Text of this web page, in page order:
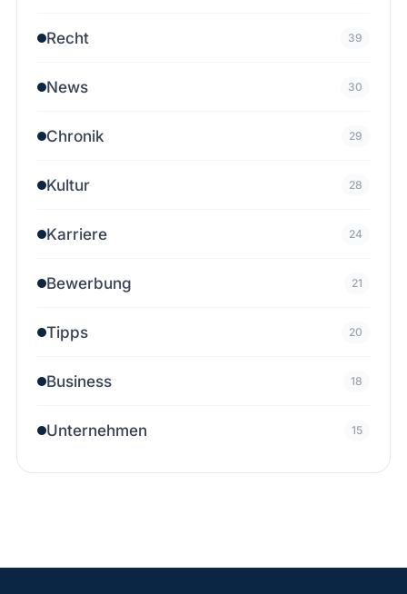
Recht 39
News 30
Chronik 29
Kultur 28
Karriere 24
Bewerbung 21
Tipps 20
Business 18
Unternehmen 15